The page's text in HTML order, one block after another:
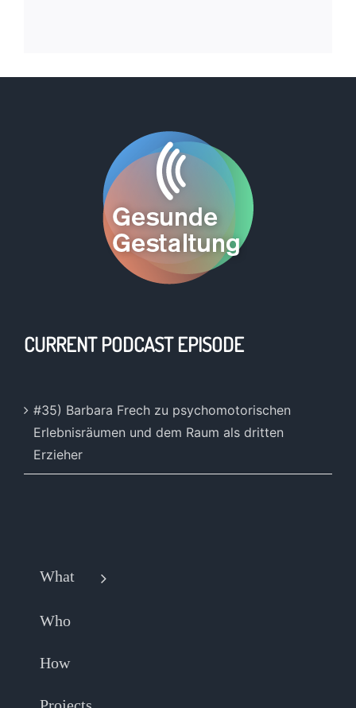
CURRENT PODCAST EPISODE
#35) Barbara Frech zu psychomotorischen
Erlebnisräumen und dem Raum als dritten
Erzieher
What
Who
How